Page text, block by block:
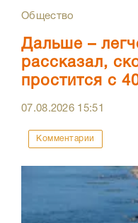
Общество
Дальше –
рассказал,
простится с
07.08.2026 15:51
Комментарии